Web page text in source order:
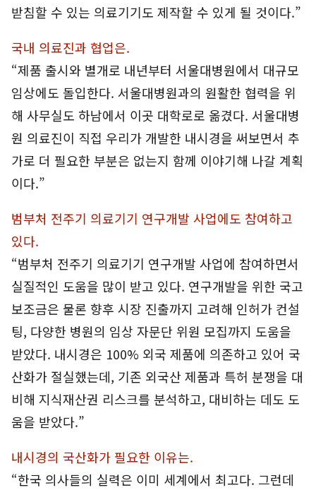
받침할 수 있는 의료기기도 제작할 수 있게 될 것이다.”
국내 의료진과 협업은.
“제품 출시와 별개로 내년부터 서울대병원에서 대규모
임상에도 돌입한다. 서울대병원과의 원활한 협력을 위
해 사무실도 하남에서 이곳 대학로로 옮겼다. 서울대병
원 의료진이 직접 우리가 개발한 내시경을 써보면서 추
가로 더 필요한 부분은 없는지 함께 이야기해 나갈 계획
이다.”
범부처 전주기 의료기기 연구개발 사업에도 참여하고
있다.
“범부처 전주기 의료기기 연구개발 사업에 참여하면서
실질적인 도움을 많이 받고 있다. 연구개발을 위한 국고
보조금은 물론 향후 시장 진출까지 고려해 인허가 컨설
팅, 다양한 병원의 임상 자문단 위원 모집까지 도움을
받았다. 내시경은 100% 외국 제품에 의존하고 있어 국
산화가 절실했는데, 기존 외국산 제품과 특허 분쟁을 대
비해 지식재산권 리스크를 분석하고, 대비하는 데도 도
움을 받았다.”
내시경의 국산화가 필요한 이유는.
“한국 의사들의 실력은 이미 세계에서 최고다. 그런데